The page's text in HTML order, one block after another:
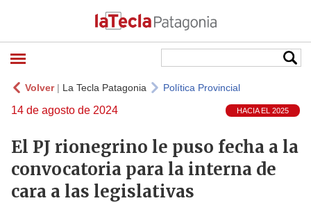
Volver| La Tecla Patagonia Política Provincial
14 de agosto de 2024 HACIA EL 2025
El PJ rionegrino le puso fecha a la
convocatoria para la interna de
cara a las legislativas